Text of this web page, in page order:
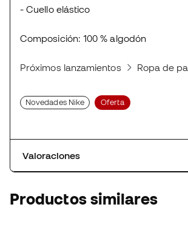
- Cuello elástico
Composición: 100 % algodón
Próximos lanzamientos Ropa de
Novedades Nike Oferta
Valoraciones
Productos similares